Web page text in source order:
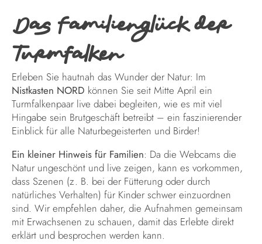
Das Familienglück der
Turmfalken
Erleben Sie hautnah das Wunder der Natur: Im
Nistkasten NORD können Sie seit Mitte April ein
Turmfalkenpaar live dabei begleiten, wie es mit viel
Hingabe sein Brutgeschäft betreibt – ein faszinierender
Einblick für alle Naturbegeisterten und Birder!
Ein kleiner Hinweis für Familien: Da die Webcams die
Natur ungeschönt und live zeigen, kann es vorkommen,
dass Szenen (z. B. bei der Fütterung oder durch
natürliches Verhalten) für Kinder schwer einzuordnen
sind. Wir empfehlen daher, die Aufnahmen gemeinsam
mit Erwachsenen zu schauen, damit das Erlebte direkt
erklärt und besprochen werden kann.